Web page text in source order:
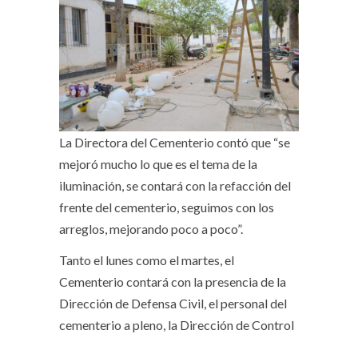
La Directora del Cementerio contó que “se
mejoró mucho lo que es el tema de la
iluminación, se contará con la refacción del
frente del cementerio, seguimos con los
arreglos, mejorando poco a poco”.
Tanto el lunes como el martes, el
Cementerio contará con la presencia de la
Dirección de Defensa Civil, el personal del
cementerio a pleno, la Dirección de Control